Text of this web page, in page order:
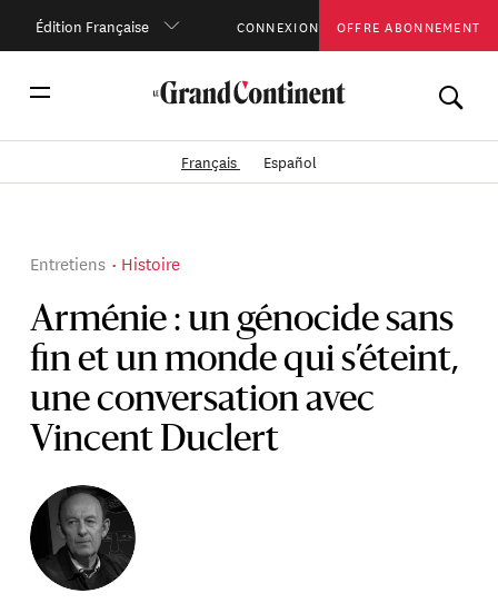
Édition Française CONNEXION OFFRE ABONNEMENT
Français Español
Arménie : un génocide sans
fin et un monde qui s’éteint,
une conversation avec
Vincent Duclert
Entretiens Histoire